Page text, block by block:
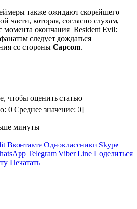
также ожидают скорейшего
части, которая, согласно слухам,
момента окончания Resident Evil:
следует дождаться
со стороны Capcom.
чтобы оценить статью
0 Среднее значение: 0]
минуты
Вконтакте Одноклассники Skype
Telegram Viber Line Поделиться
Печатать